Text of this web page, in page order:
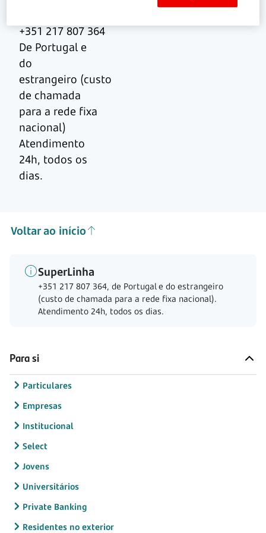
+351 217 807 364
De Portugal e
do
estrangeiro (custo
de chamada
para a rede fixa
nacional)
Atendimento
24h, todos os
dias.
Voltar ao início
SuperLinha
+351 217 807 364, de Portugal e do estrangeiro
(custo de chamada para a rede fixa nacional).
Atendimento 24h, todos os dias.
Para si
Particulares
Empresas
Institucional
Select
Jovens
Universitários
Private Banking
Residentes no exterior